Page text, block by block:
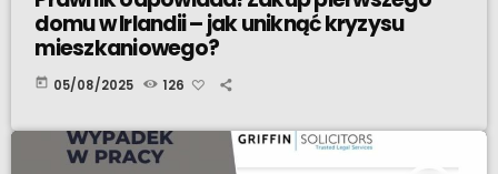
domu w Irlandii – jak uniknąć kryzysu
mieszkaniowego?
today 05/08/2025 126